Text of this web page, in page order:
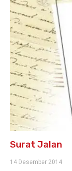
Surat Jalan
14 Desember 2014